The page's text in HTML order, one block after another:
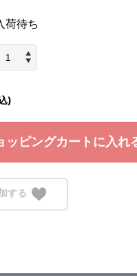
荷待ち
)
ッピングカートに入れ
する